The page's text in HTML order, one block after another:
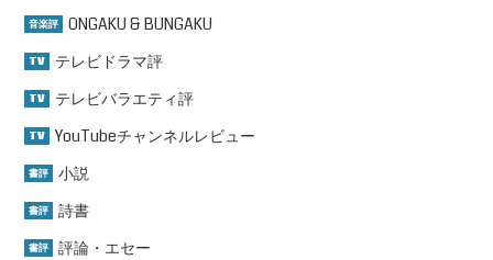
音楽評 ONGAKU & BUNGAKU
TV テレビドラマ評
TV テレビバラエティ評
TV YouTubeチャンネルレビュー
書評 小説
書評 詩書
書評 評論・エセー